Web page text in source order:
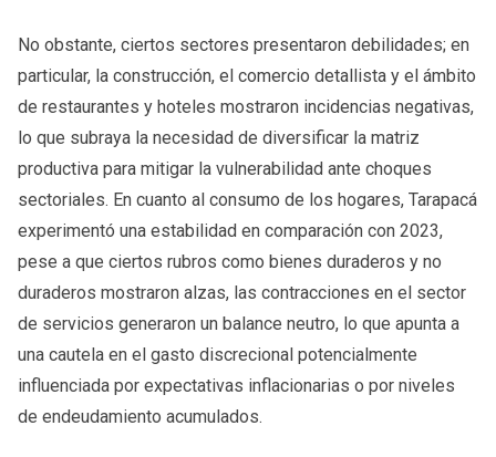
No obstante, ciertos sectores presentaron debilidades; en
particular, la construcción, el comercio detallista y el ámbito
de restaurantes y hoteles mostraron incidencias negativas,
lo que subraya la necesidad de diversificar la matriz
productiva para mitigar la vulnerabilidad ante choques
sectoriales. En cuanto al consumo de los hogares, Tarapacá
experimentó una estabilidad en comparación con 2023,
pese a que ciertos rubros como bienes duraderos y no
duraderos mostraron alzas, las contracciones en el sector
de servicios generaron un balance neutro, lo que apunta a
una cautela en el gasto discrecional potencialmente
influenciada por expectativas inflacionarias o por niveles
de endeudamiento acumulados.